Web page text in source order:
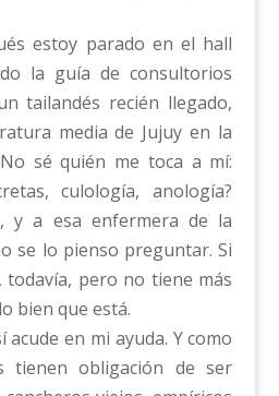
estoy parado en el hall
la guía de consultorios
tailandés recién llegado,
media de Jujuy en la
sé quién me toca a mí:
culología, anología?
y a esa enfermera de la
se lo pienso preguntar. Si
todavía, pero no tiene más
bien que está.
en mi ayuda. Y como
tienen obligación de ser